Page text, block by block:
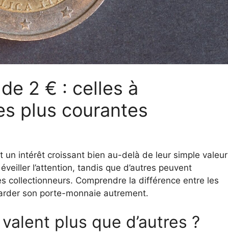
2 € : celles à
plus courantes
un intérêt croissant bien au-delà de leur simple valeur
l’attention, tandis que d’autres peuvent
collectionneurs. Comprendre la différence entre les
son porte-monnaie autrement.
plus que d’autres ?